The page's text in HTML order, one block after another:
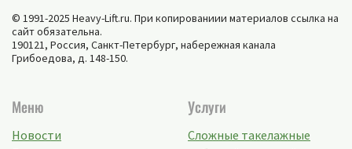
© 1991-2025 Heavy-Lift.ru. При копированиии материалов ссылка на
сайт обязательна.
190121, Россия, Санкт-Петербург, набережная канала
Грибоедова, д. 148-150.
Меню
Новости
Услуги
Сложные такелажные